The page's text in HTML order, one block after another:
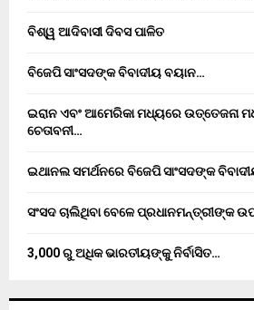
ବିଶ୍ୱ ଆଦିବାସୀ ଦିବସ ପାଳିତ
ବିଜେପି ସାଂସଦଙ୍କ ବିବାଦୀୟ ବୟାନ…
ଇରାନ ଏବଂ ଆମେରିକା ମଧ୍ୟରେ ଉତ୍ତେଜନା
ଚେତାବନୀ…
ଇଥାନଲ ସମର୍ଥନରେ ବିଜେପି ସାଂସଦଙ୍କ
ସଂସଦ ଚାଲିଥିବା ବେଳେ ପ୍ରଧାନମନ୍ତ୍ରୀଙ୍କ
3,000 ରୁ ଅଧିକ ଭାରତୀୟଙ୍କୁ ନିର୍ବାସିତ…